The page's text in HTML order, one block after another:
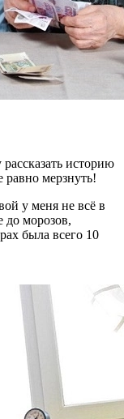
историю
равно мерзнуть!
у меня не всё в
до морозов,
была всего 10